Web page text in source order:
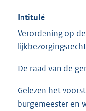
Intitulé
Verordening op
De raad van de
Gelezen het
burgemeester en